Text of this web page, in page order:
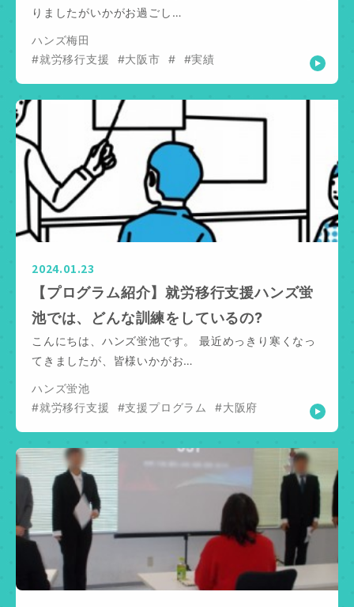
りましたがいかがお過ごし…
ハンズ梅田
#就労移行支援
#大阪市 # #実績
2024.01.23
【プログラム紹介】就労移行支援ハンズ蛍
池では、どんな訓練をしているの?
こんにちは、ハンズ蛍池です。 最近めっきり寒くなっ
てきましたが、皆様いかがお…
ハンズ蛍池
#就労移行支援
#支援プログラム #大阪府